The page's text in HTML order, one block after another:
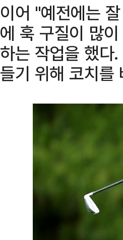
이어 "예전에는
에 훅 구질이 많
하는 작업을 했다
들기 위해 코치를